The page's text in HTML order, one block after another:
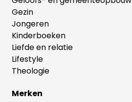
Gezin
Jongeren
Kinderboeken
Liefde en relatie
Lifestyle
Theologie
Merken